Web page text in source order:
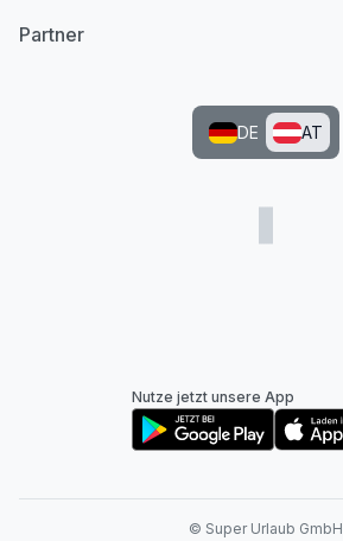
Partner
DE AT
Nutze jetzt unsere App
© Super Urlaub GmbH